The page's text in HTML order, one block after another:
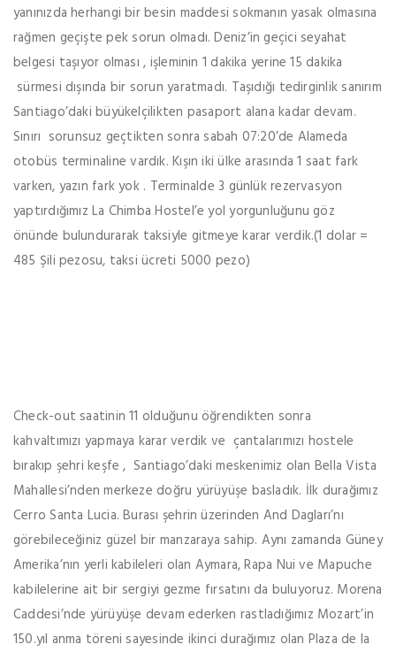
yanınızda herhangi bir besin maddesi sokmanın yasak olmasına
rağmen geçişte pek sorun olmadı. Deniz’in geçici seyahat
belgesi taşıyor olması , işleminin 1 dakika yerine 15 dakika
sürmesi dışında bir sorun yaratmadı. Taşıdığı tedirginlik sanırım
Santiago’daki büyükelçilikten pasaport alana kadar devam.
Sınırı sorunsuz geçtikten sonra sabah 07:20’de Alameda
otobüs terminaline vardık. Kışın iki ülke arasında 1 saat fark
varken, yazın fark yok . Terminalde 3 günlük rezervasyon
yaptırdığımız La Chimba Hostel’e yol yorgunluğunu göz
önünde bulundurarak taksiyle gitmeye karar verdik.(1 dolar =
485 Şili pezosu, taksi ücreti 5000 pezo)
Check-out saatinin 11 olduğunu öğrendikten sonra
kahvaltımızı yapmaya karar verdik ve çantalarımızı hostele
bırakıp şehri keşfe , Santiago’daki meskenimiz olan Bella Vista
Mahallesi’nden merkeze doğru yürüyüşe basladık. İlk durağımız
Cerro Santa Lucia. Burası şehrin üzerinden And Dagları’nı
görebileceğiniz güzel bir manzaraya sahip. Aynı zamanda Güney
Amerika’nın yerli kabileleri olan Aymara, Rapa Nui ve Mapuche
kabilelerine ait bir sergiyi gezme fırsatını da buluyoruz. Morena
Caddesi’nde yürüyüşe devam ederken rastladığımız Mozart’in
150.yıl anma töreni sayesinde ikinci durağımız olan Plaza de la